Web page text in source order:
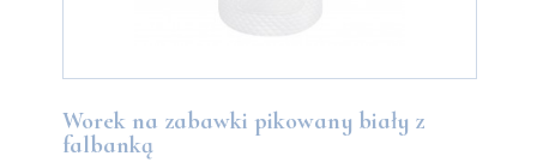
Worek na zabawki pikowany biały z
falbanką